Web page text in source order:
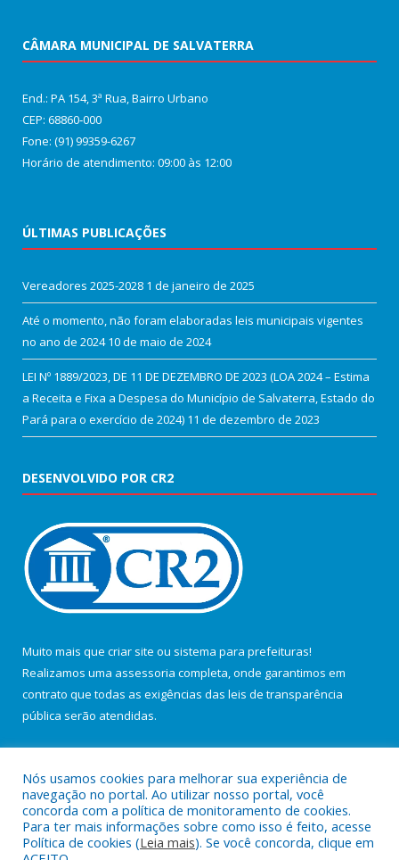
CÂMARA MUNICIPAL DE SALVATERRA
End.: PA 154, 3ª Rua, Bairro Urbano
CEP: 68860‑000
Fone: (91) 99359-6267
Horário de atendimento: 09:00 às 12:00
ÚLTIMAS PUBLICAÇÕES
Vereadores 2025-2028 1 de janeiro de 2025
Até o momento, não foram elaboradas leis municipais vigentes
no ano de 2024 10 de maio de 2024
LEI Nº 1889/2023, DE 11 DE DEZEMBRO DE 2023 (LOA 2024 – Estima
a Receita e Fixa a Despesa do Município de Salvaterra, Estado do
Pará para o exercício de 2024) 11 de dezembro de 2023
DESENVOLVIDO POR CR2
Muito mais que criar site ou sistema para prefeituras!
Realizamos uma assessoria completa, onde garantimos em
contrato que todas as exigências das leis de transparência
pública serão atendidas.
Todos os direitos reservados a Câmara Municipal de Salvaterra.
Nós usamos cookies para melhorar sua experiência de
navegação no portal. Ao utilizar nosso portal, você
concorda com a política de monitoramento de cookies.
Para ter mais informações sobre como isso é feito, acesse
Política de cookies (Leia mais). Se você concorda, clique em